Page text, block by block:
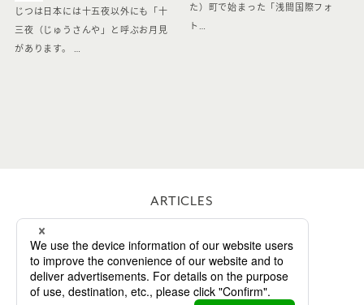
じつは日本には十五夜以外にも「十
三夜（じゅうさんや」と呼ぶお月見
があります。 …
た）町で始まった「浅間国際フォ
ト…
ARTICLES
WORKS
ABOUT